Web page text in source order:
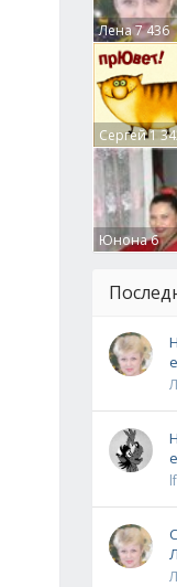
Лена7 436
Сергей1
Юнона6